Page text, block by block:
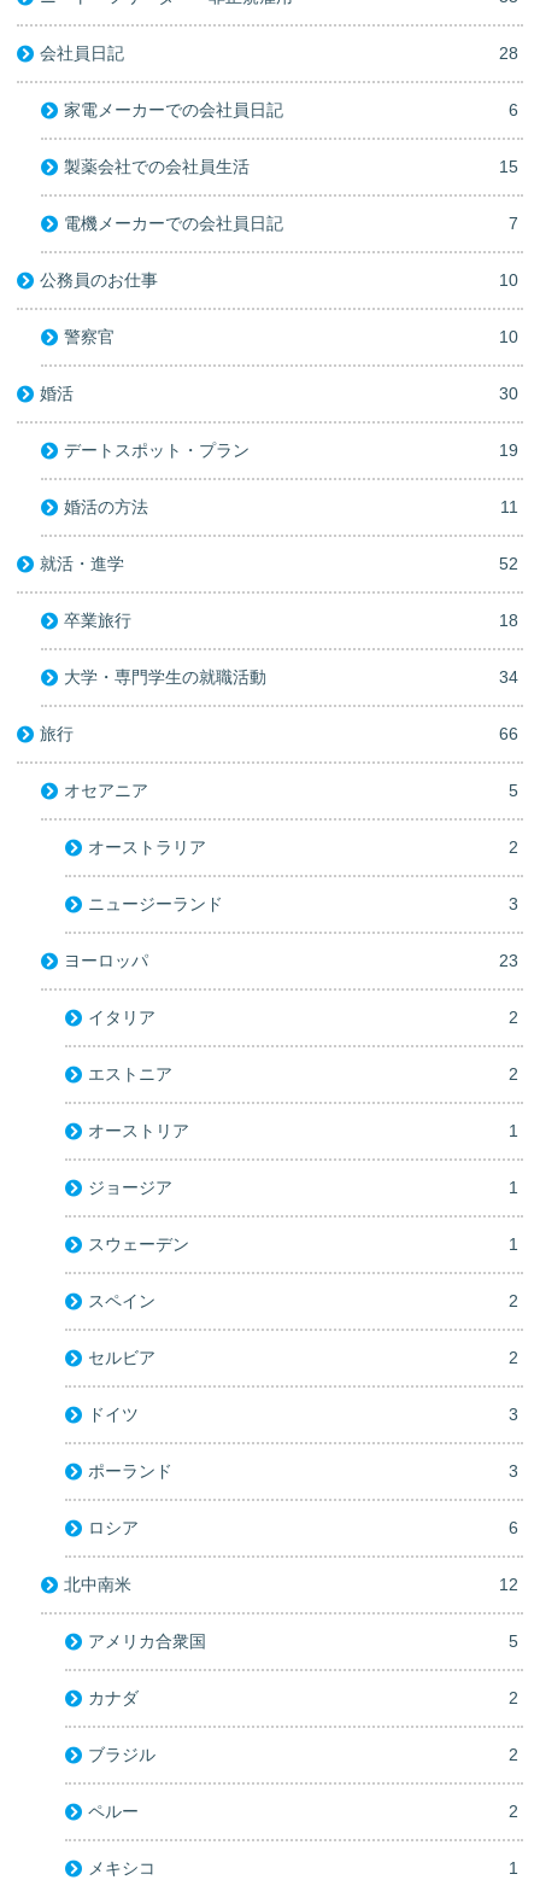
会社員日記 28
家電メーカーでの会社員日記 6
製薬会社での会社員生活 15
電機メーカーでの会社員日記 7
公務員のお仕事 10
警察官 10
婚活 30
デートスポット・プラン 19
婚活の方法 11
就活・進学 52
卒業旅行 18
大学・専門学生の就職活動 34
旅行 66
オセアニア 5
オーストラリア 2
ニュージーランド 3
ヨーロッパ 23
イタリア 2
エストニア 2
オーストリア 1
ジョージア 1
スウェーデン 1
スペイン 2
セルビア 2
ドイツ 3
ポーランド 3
ロシア 6
北中南米 12
アメリカ合衆国 5
カナダ 2
ブラジル 2
ペルー 2
メキシコ 1